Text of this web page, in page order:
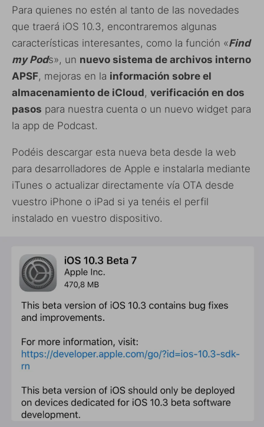
Para quienes no estén al tanto de las novedades
que traerá iOS 10.3, encontraremos algunas
características interesantes, como la función «Find
myPods», un nuevo sistema de archivos interno
APSF, mejoras en la información sobre el
almacenamiento de iCloud, verificación en dos
pasos para nuestra cuenta o un nuevo widget para
la app de Podcast.
Podéis descargar esta nueva beta desde la web
para desarrolladores de Apple e instalarla mediante
iTunes o actualizar directamente vía OTA desde
vuestro iPhone o iPad si ya tenéis el perfil
instalado en vuestro dispositivo.